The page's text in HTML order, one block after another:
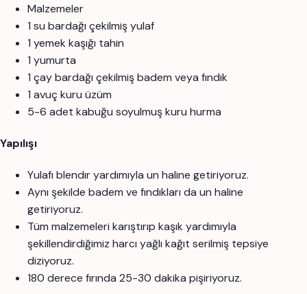
Malzemeler
1 su bardağı çekilmiş yulaf
1 yemek kaşığı tahin
1 yumurta
1 çay bardağı çekilmiş badem veya fındık
1 avuç kuru üzüm
5-6 adet kabuğu soyulmuş kuru hurma
Yapılışı
Yulafı blendır yardımıyla un haline getiriyoruz.
Aynı şekilde badem ve fındıkları da un haline
getiriyoruz.
Tüm malzemeleri karıştırıp kaşık yardımıyla
şekillendirdiğimiz harcı yağlı kağıt serilmiş tepsiye
diziyoruz.
180 derece fırında 25-30 dakika pişiriyoruz.